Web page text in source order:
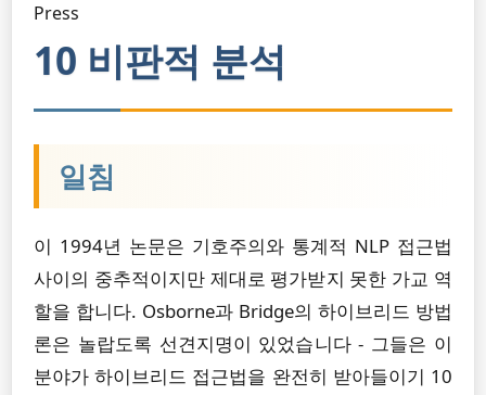
Press
10 비판적 분석
일침
이 1994년 논문은 기호주의와 통계적 NLP 접근법
사이의 중추적이지만 제대로 평가받지 못한 가교 역
할을 합니다. Osborne과 Bridge의 하이브리드 방법
론은 놀랍도록 선견지명이 있었습니다 - 그들은 이
분야가 하이브리드 접근법을 완전히 받아들이기 10